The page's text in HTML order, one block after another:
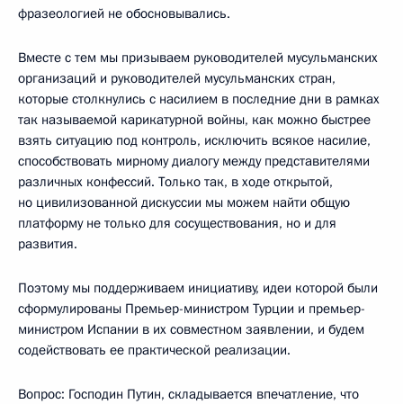
фразеологией не обосновывались.
Вместе с тем мы призываем руководителей мусульманских
организаций и руководителей мусульманских стран,
которые столкнулись с насилием в последние дни в рамках
так называемой карикатурной войны, как можно быстрее
взять ситуацию под контроль, исключить всякое насилие,
способствовать мирному диалогу между представителями
различных конфессий. Только так, в ходе открытой,
но цивилизованной дискуссии мы можем найти общую
платформу не только для сосуществования, но и для
развития.
Поэтому мы поддерживаем инициативу, идеи которой были
сформулированы Премьер-министром Турции и премьер-
министром Испании в их совместном заявлении, и будем
содействовать ее практической реализации.
Вопрос: Господин Путин, складывается впечатление, что